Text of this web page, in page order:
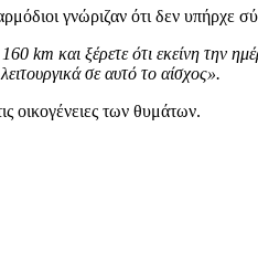
γνώριζαν ότι δεν υπήρχε
km και ξέρετε ότι εκείνη την
σε αυτό το αίσχος».
οικογένειες των θυμάτων.